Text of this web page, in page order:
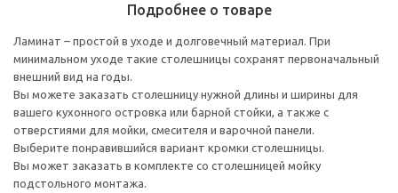
Подробнее о товаре
Ламинат – простой в уходе и долговечный материал. При
минимальном уходе такие столешницы сохранят первоначальный
внешний вид на годы.
Вы можете заказать столешницу нужной длины и ширины для
вашего кухонного островка или барной стойки, а также с
отверстиями для мойки, смесителя и варочной панели.
Выберите понравившийся вариант кромки столешницы.
Вы может заказать в комплекте со столешницей мойку
подстольного монтажа.